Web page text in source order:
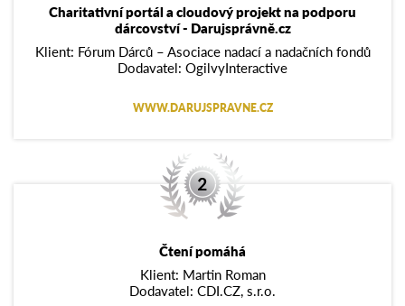
Charitativní portál a cloudový projekt na podporu
dárcovství - Darujsprávně.cz
Klient: Fórum Dárců – Asociace nadací a nadačních fondů
Dodavatel: OgilvyInteractive
WWW.DARUJSPRAVNE.CZ
Čtení pomáhá
Klient: Martin Roman
Dodavatel: CDI.CZ, s.r.o.